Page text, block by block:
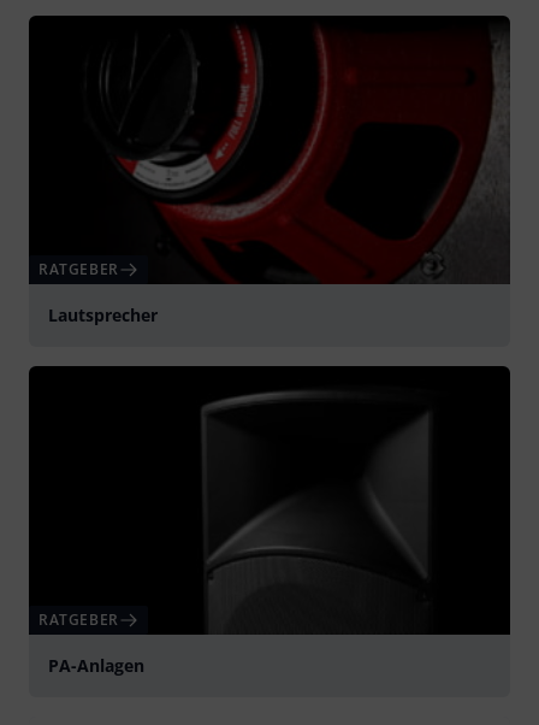
RATGEBER
Lautsprecher
RATGEBER
PA-Anlagen